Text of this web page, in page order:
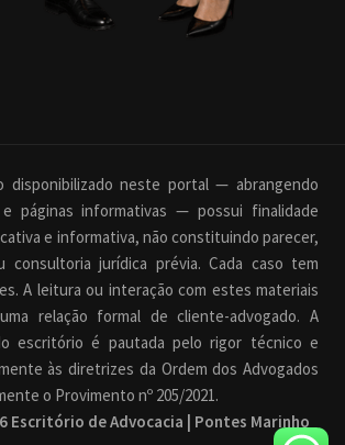
disponibilizado neste portal — abrangendo
páginas informativas — possui finalidade
e informativa, não constituindo parecer,
consultoria jurídica prévia. Cada caso tem
A leitura ou interação com estes materiais
relação formal de cliente-advogado. A
escritório é pautada pelo rigor técnico e
às diretrizes da Ordem dos Advogados
o Provimento nº 205/2021.
Escritório de Advocacia | Pontes Marinho